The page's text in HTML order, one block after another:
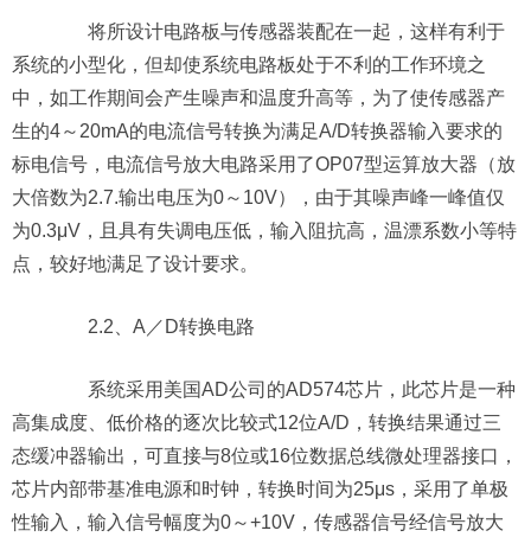
将所设计电路板与传感器装配在一起，这样有利于
系统的小型化，但却使系统电路板处于不利的工作环境之
中，如工作期间会产生噪声和温度升高等，为了使传感器产
生的4～20mA的电流信号转换为满足A/D转换器输入要求的
标电信号，电流信号放大电路采用了OP07型运算放大器（放
大倍数为2.7.输出电压为0～10V），由于其噪声峰一峰值仅
为0.3μV，且具有失调电压低，输入阻抗高，温漂系数小等特
点，较好地满足了设计要求。
2.2、A／D转换电路
系统采用美国AD公司的AD574芯片，此芯片是一种
高集成度、低价格的逐次比较式12位A/D，转换结果通过三
态缓冲器输出，可直接与8位或16位数据总线微处理器接口，
芯片内部带基准电源和时钟，转换时间为25μs，采用了单极
性输入，输入信号幅度为0～+10V，传感器信号经信号放大